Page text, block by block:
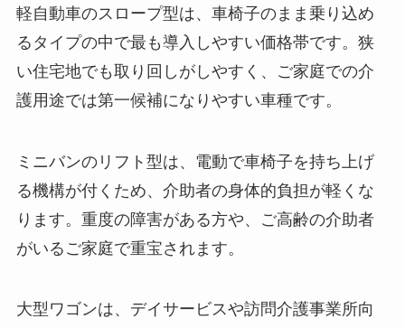
軽自動車のスロープ型は、車椅子のまま乗り込め
るタイプの中で最も導入しやすい価格帯です。狭
い住宅地でも取り回しがしやすく、ご家庭での介
護用途では第一候補になりやすい車種です。
ミニバンのリフト型は、電動で車椅子を持ち上げ
る機構が付くため、介助者の身体的負担が軽くな
ります。重度の障害がある方や、ご高齢の介助者
がいるご家庭で重宝されます。
大型ワゴンは、デイサービスや訪問介護事業所向